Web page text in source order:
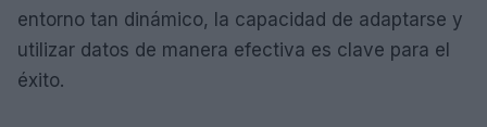
entorno tan dinámico, la capacidad de adaptarse y
utilizar datos de manera efectiva es clave para el
éxito.